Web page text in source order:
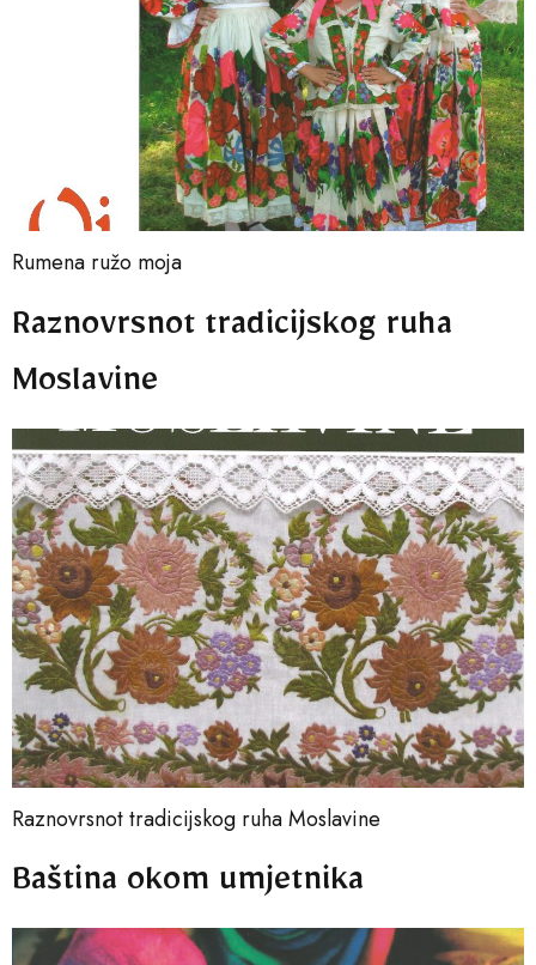
Rumena ružo moja
Raznovrsnot tradicijskog ruha
Moslavine
Raznovrsnot tradicijskog ruha Moslavine
Baština okom umjetnika